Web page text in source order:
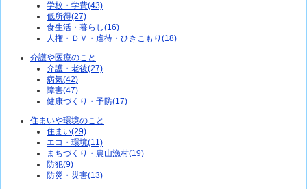
学校・学費(43)
低所得(27)
食生活・暮らし(16)
人権・ＤＶ・虐待・ひきこもり(18)
介護や医療のこと
介護・老後(27)
病気(42)
障害(47)
健康づくり・予防(17)
住まいや環境のこと
住まい(29)
エコ・環境(11)
まちづくり・農山漁村(19)
防犯(9)
防災・災害(13)